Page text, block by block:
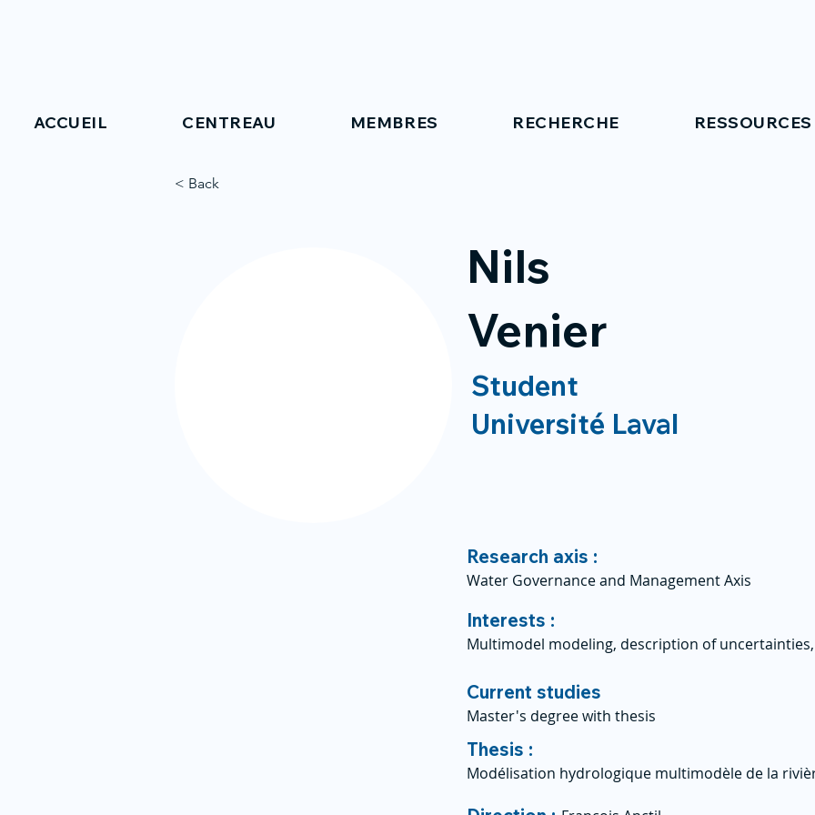
ACCUEIL CENTREAU MEMBRES RECHERCHE RESSOURCES
< Back
Nils
Venier
Student
Université Laval
Research axis :
Water Governance and Management Axis
Interests :
Multimodel modeling, description of
Current studies
Master's degree with thesis
Thesis :
Modélisation hydrologique multimodèle de la